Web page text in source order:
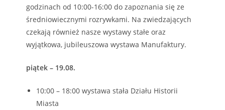
godzinach od 10:00-16:00 do zapoznania się ze
średniowiecznymi rozrywkami. Na zwiedzających
czekają również nasze wystawy stałe oraz
wyjątkowa, jubileuszowa wystawa Manufaktury.
piątek – 19.08.
10:00 – 18:00 wystawa stała Działu Historii
Miasta